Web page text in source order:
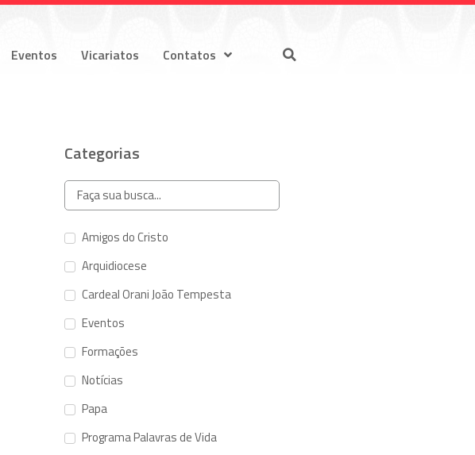
Eventos Vicariatos Contatos
Categorias
Amigos do Cristo
Arquidiocese
Cardeal Orani João Tempesta
Eventos
Formações
Notícias
Papa
Programa Palavras de Vida